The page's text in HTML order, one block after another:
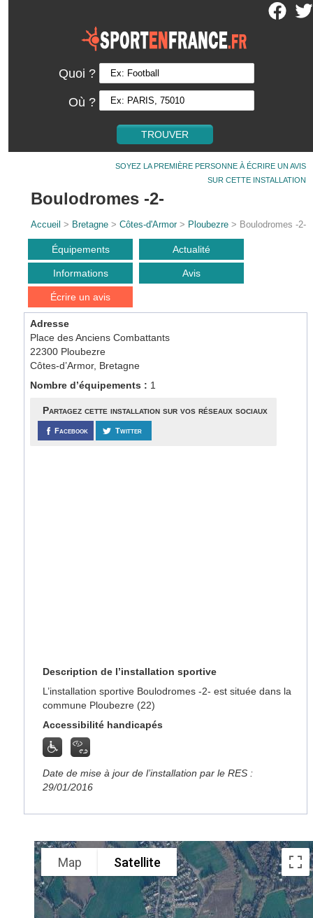
Quoi ?
Où ?
SOYEZ LA PREMIÈRE PERSONNE À ÉCRIRE UN AVIS
SUR CETTE INSTALLATION
Boulodromes -2-
Accueil > Bretagne >Côtes-d'Armor> Ploubezre > Boulodromes -2-
Équipements Actualité
Informations Avis
Écrire un avis
Adresse
Place des Anciens Combattants
22300 Ploubezre
Côtes-d’Armor, Bretagne
Nombre d’équipements : 1
Partagez cette installation sur vos réseaux sociaux
Facebook Twitter
Description de l’installation sportive
L’installation sportive Boulodromes -2- est située dans la
commune Ploubezre (22)
Accessibilité handicapés
Date de mise à jour de l’installation par le RES :
29/01/2016
Map Satellite